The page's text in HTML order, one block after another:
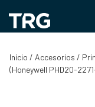
contenido
Inicio / Accesorios /
(Honeywell PHD20-